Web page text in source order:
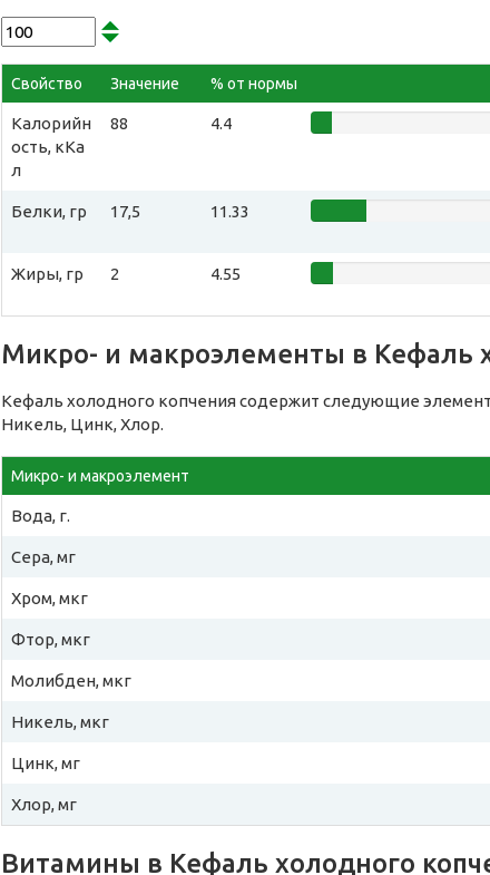
Свойство Значение % от нормы
Калорийн
ость, кКа
л
88 4.4
Белки, гр 17,5 11.33
Жиры, гр 2 4.55
Микро- и макроэлементы в Кефаль
Кефаль холодного копчения содержит следующие
Никель, Цинк, Хлор.
Микро- и макроэлемент
Вода, г.
Сера, мг
Хром, мкг
Фтор, мкг
Молибден, мкг
Никель, мкг
Цинк, мг
Хлор, мг
Витамины в Кефаль холодного